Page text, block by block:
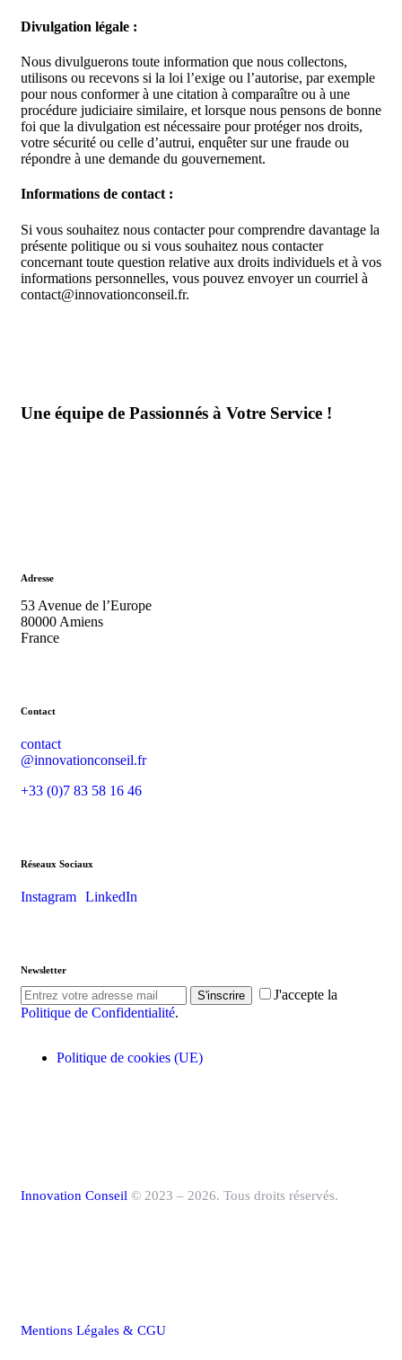
Divulgation légale :
Nous divulguerons toute information que nous collectons,
utilisons ou recevons si la loi l’exige ou l’autorise, par exemple
pour nous conformer à une citation à comparaître ou à une
procédure judiciaire similaire, et lorsque nous pensons de bonne
foi que la divulgation est nécessaire pour protéger nos droits,
votre sécurité ou celle d’autrui, enquêter sur une fraude ou
répondre à une demande du gouvernement.
Informations de contact :
Si vous souhaitez nous contacter pour comprendre davantage la
présente politique ou si vous souhaitez nous contacter
concernant toute question relative aux droits individuels et à vos
informations personnelles, vous pouvez envoyer un courriel à
contact@innovationconseil.fr.
Une équipe de Passionnés à Votre Service !
Adresse
53 Avenue de l’Europe
80000 Amiens
France
Contact
contact
@innovationconseil.fr
+33 (0)7 83 58 16 46
Réseaux Sociaux
Instagram LinkedIn
Newsletter
S'inscrire
J'accepte la
Politique de Confidentialité.
Politique de cookies (UE)
Innovation Conseil © 2023 – 2026. Tous droits réservés.
Mentions Légales & CGU